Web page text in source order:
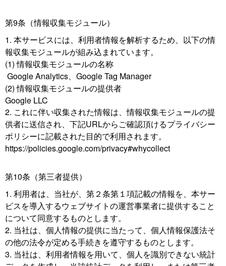
第9条（情報収集モジュール）
本サービスには、利用者情報を解析するため、以下の情
報収集モジュールが組み込まれています。
(1) 情報収集モジュールの名称
Google Analytics、Google Tag Manager
(2) 情報収集モジュールの提供者
Google LLC
これに伴い収集された情報は、情報収集モジュールの提
供者に送信され、下記URLからご確認頂けるプライバシー
ポリシーに記載された目的で利用されます。
https://policies.google.com/privacy#whycollect
第10条（第三者提供）
利用者は、当社が、第２条第１項記載の情報を、本サー
ビスを導入するウェブサイトの運営事業者に提供すること
について同意するものとします。
当社は、個人情報の提供に当たって、個人情報保護法そ
の他の法令が定める手続きを遵守するものとします。
当社は、利用者情報を用いて、個人を識別できない統計